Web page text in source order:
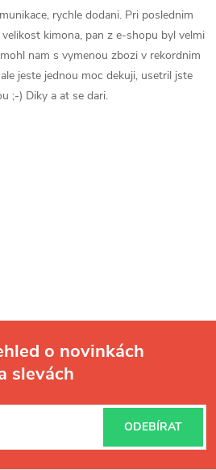
rychle dodani. Pri poslednim
kimona, pan z e-shopu byl velmi
nam s vymenou zbozi v rekordnim
jeste jednou moc dekuji, usetril jste
;-) Diky a at se dari.
o novinkách
slevách
ODEBÍRAT